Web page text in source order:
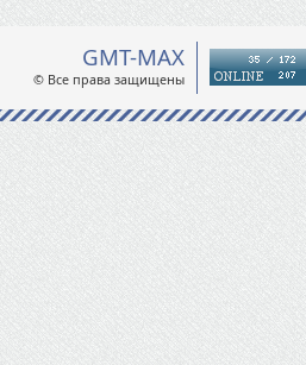
GMT-MAX
© Все права защищены